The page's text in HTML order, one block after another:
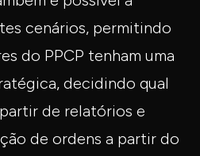
cenários, permitindo
do PPCP tenham uma
decidindo qual
de relatórios e
de ordens a partir do